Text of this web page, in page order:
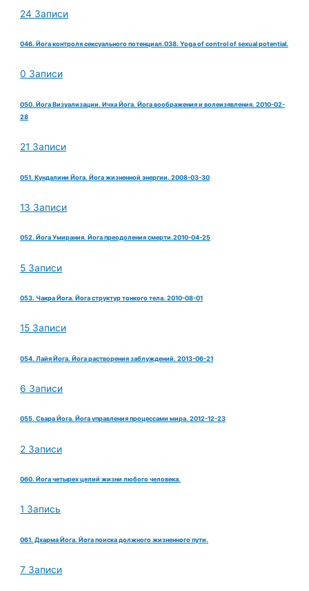
24 Записи
046. Йога контроля сексуального потенциал.038. Yoga of control of sexual potential.
0 Записи
050. Йога Визуализации. Ичха Йога. Йога воображения и волеизявления. 2010-02-
28
21 Записи
051. Кундалини Йога. Йога жизненной энергии. 2008-03-30
13 Записи
052. Йога Умирания. Йога преодоления смерти.2010-04-25
5 Записи
053. Чакра Йога. Йога структур тонкого тела. 2010-08-01
15 Записи
054. Лайя Йога. Йога растворения заблуждений. 2013-06-21
6 Записи
055. Свара Йога. Йога управления процессами мира. 2012-12-23
2 Записи
060. Йога четырех целий жизни любого человека.
1 Запись
061. Дхарма Йога. Йога поиска должного жизненного пути.
7 Записи